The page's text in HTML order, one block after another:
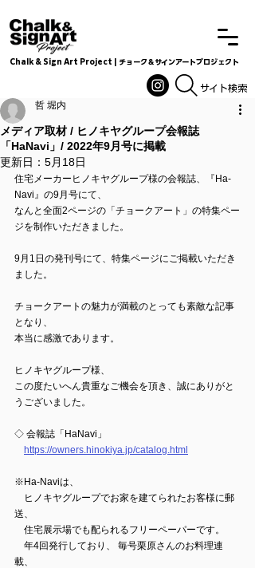
Chalk & Sign Art Project | チョーク＆サインアートプロジェクト
​​​サイト検索
メディア取材 / ヒノキヤグループ会報誌
「HaNavi」/ 2022年9月号に掲載
哲 堀内
更新日： 5月18日
住宅メーカーヒノキヤグループ様の会報誌、『Ha-
Navi』の9月号にて、
なんと全面2ページの「チョークアート」の特集ペー
ジを制作いただきました。
9月1日の発刊号にて、特集ページにご掲載いただき
ました。
チョークアートの魅力が満載のとっても素敵な記事
となり、
本当に感激であります。
ヒノキヤグループ様、
この度たいへん貴重なご機会を頂き、誠にありがと
うございました。
◇ 会報誌「HaNavi」
https://owners.hinokiya.jp/catalog.html
※Ha-Naviは、
ヒノキヤグループでお家を建てられたお客様に郵
送、
住宅展示場でも配られるフリーペーパーです。
年4回発行しており、 毎号栗原さんのお料理連
載、